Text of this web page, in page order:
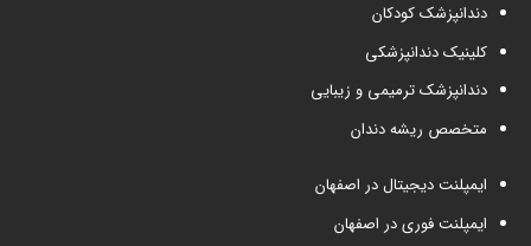
دندانپزشک کودکان
کلینیک دندانپزشکی
دندانپزشک ترمیمی و زیبایی
متخصص ریشه دندان
ایمپلنت دیجیتال در اصفهان
ایمپلنت فوری در اصفهان